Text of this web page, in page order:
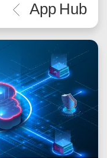
App Hub